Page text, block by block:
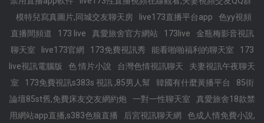
模特兒寫真圖片,同城交友聊天房
live173直播平台app
色yy視頻
直播間頻道
173 live 真愛旅舍官方網站 173live
金瓶梅影音視訊
聊天室
live173官網 173免費視訊秀 能看啪啪福利的聊天室
173
live視訊電腦版
色 情片小說 台灣色情視訊聊天
夫妻視訊午夜聊天
室
173免費視訊s383s 視訊 ,85男人幫 韓國有什麼黃播平台
85街
論壇85st舊,免費床友交友網約炮
一對一性聊天室
真愛旅舍18款禁
用網站app直播,s383色狼直播
后宮視訊聊天網 色成人情免費小說,